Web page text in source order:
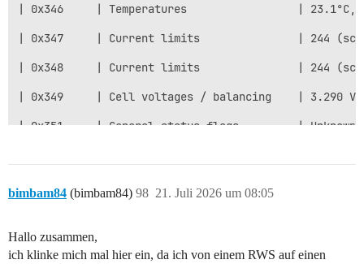
| 0x346     | Temperatures                 |
| 0x347     | Current limits               | 244
| 0x348     | Current limits               | 244
| 0x349     | Cell voltages / balancing    |
| 0x351     | General status flags         |
| 0x359     | Enable/status                |
bimbam84 (bimbam84) 21. Juli 2026 um 08:05
98
Hallo zusammen,
ich klinke mich mal hier ein, da ich von einem RWS auf einen